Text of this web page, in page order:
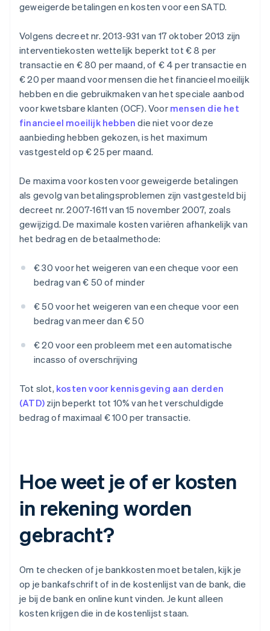
geweigerde betalingen en kosten voor een SATD.
Volgens decreet nr. 2013-931 van 17 oktober 2013 zijn
interventiekosten wettelijk beperkt tot € 8 per
transactie en € 80 per maand, of € 4 per transactie en
€ 20 per maand voor mensen die het financieel moeilijk
hebben en die gebruikmaken van het speciale aanbod
voor kwetsbare klanten (OCF). Voor mensen die het
financieel moeilijk hebben die niet voor deze
aanbieding hebben gekozen, is het maximum
vastgesteld op € 25 per maand.
De maxima voor kosten voor geweigerde betalingen
als gevolg van betalingsproblemen zijn vastgesteld bij
decreet nr. 2007-1611 van 15 november 2007, zoals
gewijzigd. De maximale kosten variëren afhankelijk van
het bedrag en de betaalmethode:
€ 30 voor het weigeren van een cheque voor een
bedrag van € 50 of minder
€ 50 voor het weigeren van een cheque voor een
bedrag van meer dan € 50
€ 20 voor een probleem met een automatische
incasso of overschrijving
Tot slot, kosten voor kennisgeving aan derden
(ATD) zijn beperkt tot 10% van het verschuldigde
bedrag of maximaal € 100 per transactie.
Hoe weet je of er kosten
in rekening worden
gebracht?
Om te checken of je bankkosten moet betalen, kijk je
op je bankafschrift of in de kostenlijst van de bank, die
je bij de bank en online kunt vinden. Je kunt alleen
kosten krijgen die in de kostenlijst staan.